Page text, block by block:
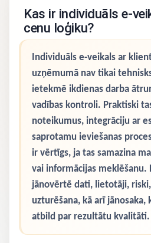
Kas ir individuāls e-
cenu loģiku?
Individuāls e-veikals ar
uzņēmumā nav tikai
ietekmē ikdienas darba
vadības kontroli. Praktiski
noteikumus, integrāciju ar
saprotamu ieviešanas
ir vērtīgs, ja tas samazina
vai informācijas meklēšanu.
jānovērtē dati, lietotāji,
uzturēšana, kā arī jānosaka,
atbild par rezultātu kvalitāti.